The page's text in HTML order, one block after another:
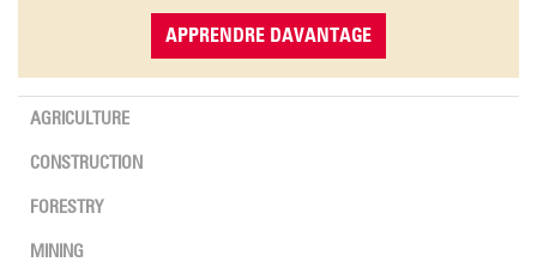
APPRENDRE DAVANTAGE
AGRICULTURE
CONSTRUCTION
FORESTRY
MINING